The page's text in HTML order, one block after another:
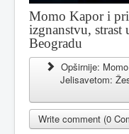
Momo Kapor i
izgnanstvu,
Beogradu
Opširnije:
Jelisavetom:
Write comment (0